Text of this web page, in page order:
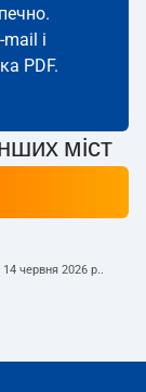
і
PDF.
міст
14 червня 2026 р..